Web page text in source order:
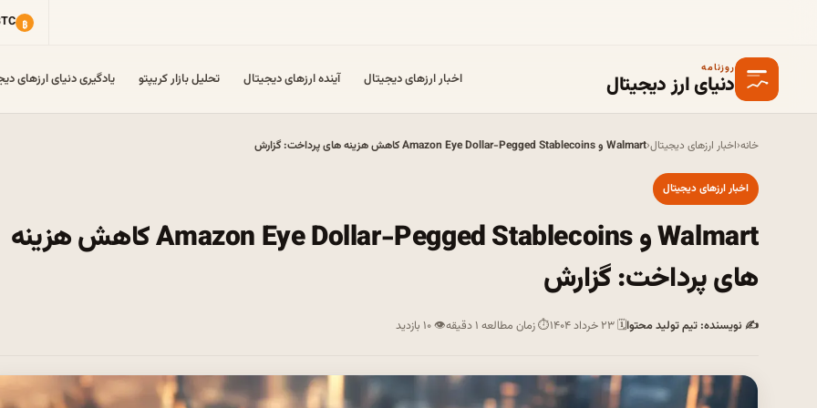
روزنامه
دنیای ارز دیجیتال اخبار ارزهای دیجیتال آینده ارزهای دیجیتال تحلیل بازار کریپتو یادگیری دنیای ارزهای
خانه‹اخبار ارزهای دیجیتال‹Walmart و Amazon Eye Dollar-Pegged Stablecoins کاهش هزینه های پرداخت: گزارش
اخبار ارزهای دیجیتال
Walmart و Amazon Eye Dollar-Pegged Stablecoins کاهش هزینه
های پرداخت: گزارش
✍ نویسنده: تیم تولید محتوا🗓 ۲۳ خرداد ۱۴۰۴ ⏱ زمان مطالعه ۱ دقیقه 👁 ۱۰ بازدید